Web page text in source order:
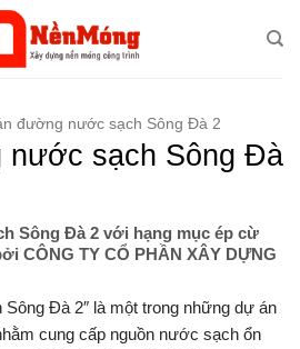
đường nước sạch Sông Đà 2
nước sạch Sông Đà
Sông Đà 2 với hạng mục ép cừ
CÔNG TY CỔ PHẦN XÂY DỰNG
Đà 2″ là một trong những dự án
cung cấp nguồn nước sạch ổn